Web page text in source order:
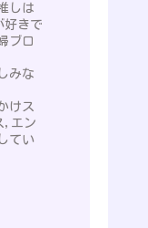
しは
好きで
ブロ
みな
けス
,エン
てい